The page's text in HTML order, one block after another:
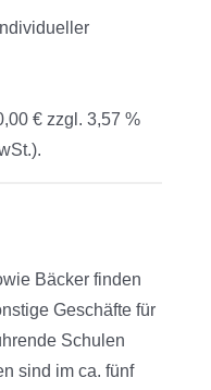
€ zzgl. 3,57 %
Bäcker finden
Geschäfte für
Schulen
sind im ca. fünf